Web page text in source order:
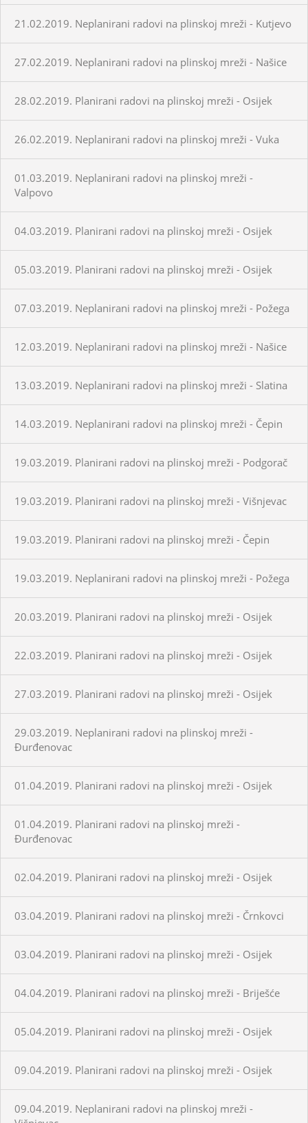
21.02.2019. Neplanirani radovi na plinskoj mreži - Kutjevo
27.02.2019. Neplanirani radovi na plinskoj mreži - Našice
28.02.2019. Planirani radovi na plinskoj mreži - Osijek
26.02.2019. Neplanirani radovi na plinskoj mreži - Vuka
01.03.2019. Neplanirani radovi na plinskoj mreži -
Valpovo
04.03.2019. Planirani radovi na plinskoj mreži - Osijek
05.03.2019. Planirani radovi na plinskoj mreži - Osijek
07.03.2019. Neplanirani radovi na plinskoj mreži - Požega
12.03.2019. Neplanirani radovi na plinskoj mreži - Našice
13.03.2019. Neplanirani radovi na plinskoj mreži - Slatina
14.03.2019. Neplanirani radovi na plinskoj mreži - Čepin
19.03.2019. Planirani radovi na plinskoj mreži - Podgorač
19.03.2019. Planirani radovi na plinskoj mreži - Višnjevac
19.03.2019. Planirani radovi na plinskoj mreži - Čepin
19.03.2019. Neplanirani radovi na plinskoj mreži - Požega
20.03.2019. Planirani radovi na plinskoj mreži - Osijek
22.03.2019. Planirani radovi na plinskoj mreži - Osijek
27.03.2019. Planirani radovi na plinskoj mreži - Osijek
29.03.2019. Neplanirani radovi na plinskoj mreži -
Đurđenovac
01.04.2019. Planirani radovi na plinskoj mreži - Osijek
01.04.2019. Planirani radovi na plinskoj mreži -
Đurđenovac
02.04.2019. Planirani radovi na plinskoj mreži - Osijek
03.04.2019. Planirani radovi na plinskoj mreži - Črnkovci
03.04.2019. Planirani radovi na plinskoj mreži - Osijek
04.04.2019. Planirani radovi na plinskoj mreži - Briješće
05.04.2019. Planirani radovi na plinskoj mreži - Osijek
09.04.2019. Planirani radovi na plinskoj mreži - Osijek
09.04.2019. Neplanirani radovi na plinskoj mreži -